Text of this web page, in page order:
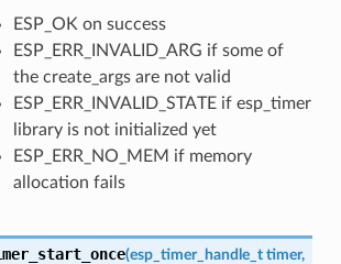
ESP_OK on success
ESP_ERR_INVALID_ARG if some of
the create_args are not valid
ESP_ERR_INVALID_STATE if esp_timer
library is not initialized yet
ESP_ERR_NO_MEM if memory
allocation fails
(esp_timer_handle_t timer,